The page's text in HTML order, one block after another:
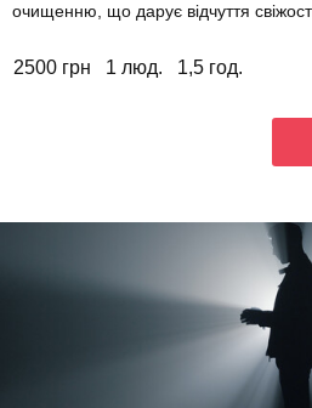
очищенню, що дарує відчуття свіжості
2500 грн 1 люд. 1,5 год.